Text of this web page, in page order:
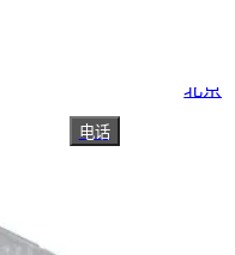
北京
电话